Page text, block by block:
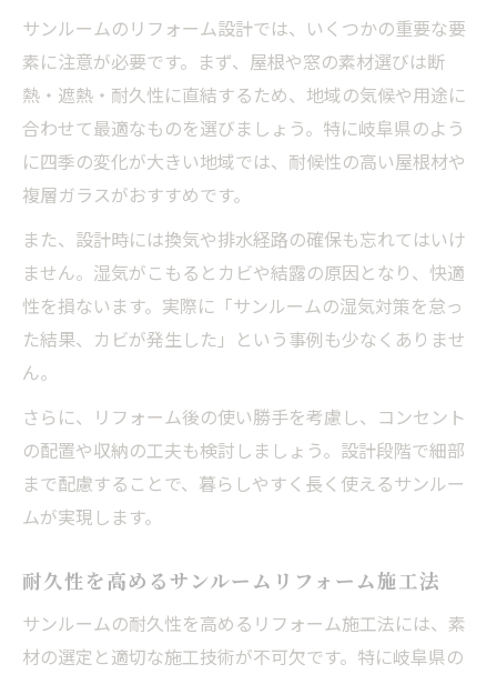
サンルームのリフォーム設計では、いくつかの重要な要
素に注意が必要です。まず、屋根や窓の素材選びは断
熱・遮熱・耐久性に直結するため、地域の気候や用途に
合わせて最適なものを選びましょう。特に岐阜県のよう
に四季の変化が大きい地域では、耐候性の高い屋根材や
複層ガラスがおすすめです。
また、設計時には換気や排水経路の確保も忘れてはいけ
ません。湿気がこもるとカビや結露の原因となり、快適
性を損ないます。実際に「サンルームの湿気対策を怠っ
た結果、カビが発生した」という事例も少なくありませ
ん。
さらに、リフォーム後の使い勝手を考慮し、コンセント
の配置や収納の工夫も検討しましょう。設計段階で細部
まで配慮することで、暮らしやすく長く使えるサンルー
ムが実現します。
耐久性を高めるサンルームリフォーム施工法
サンルームの耐久性を高めるリフォーム施工法には、素
材の選定と適切な施工技術が不可欠です。特に岐阜県の